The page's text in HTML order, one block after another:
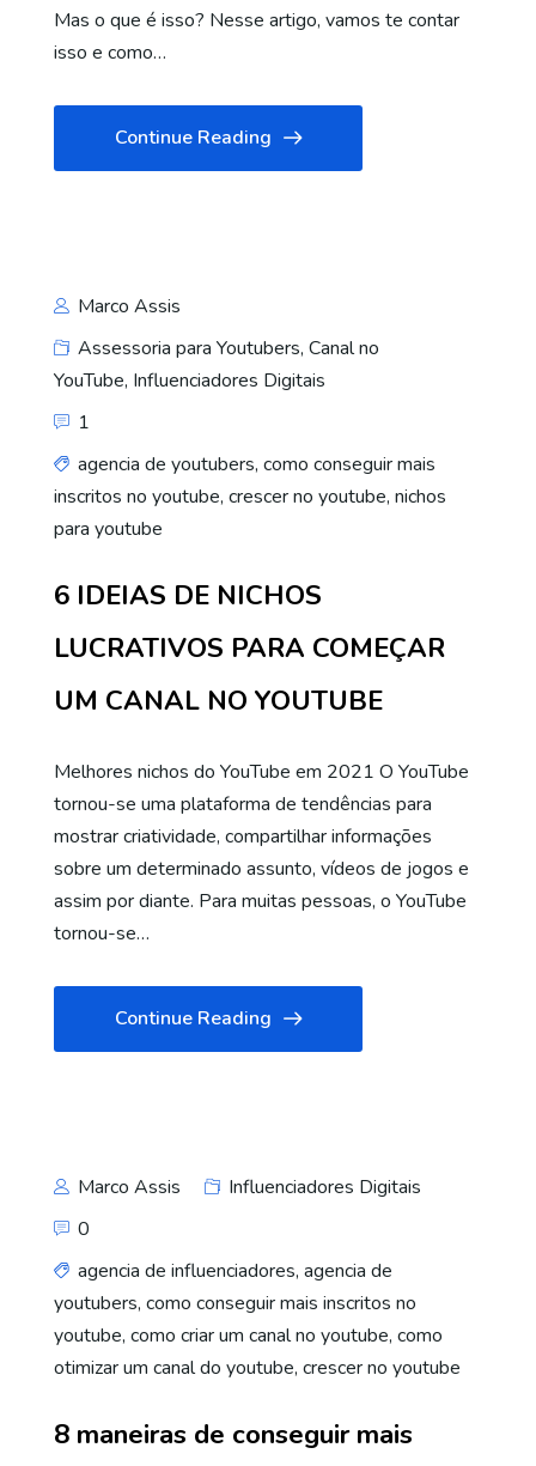
Mas o que é isso? Nesse artigo, vamos te contar
isso e como…
Continue Reading
Marco Assis
Assessoria para Youtubers, Canal no
YouTube, Influenciadores Digitais
1
agencia de youtubers, como conseguir mais
inscritos no youtube, crescer no youtube, nichos
para youtube
6 IDEIAS DE NICHOS
LUCRATIVOS PARA COMEÇAR
UM CANAL NO YOUTUBE
Melhores nichos do YouTube em 2021 O YouTube
tornou-se uma plataforma de tendências para
mostrar criatividade, compartilhar informações
sobre um determinado assunto, vídeos de jogos e
assim por diante. Para muitas pessoas, o YouTube
tornou-se…
Continue Reading
Marco Assis
Influenciadores Digitais
0
agencia de influenciadores, agencia de
youtubers, como conseguir mais inscritos no
youtube, como criar um canal no youtube, como
otimizar um canal do youtube, crescer no youtube
8 maneiras de conseguir mais